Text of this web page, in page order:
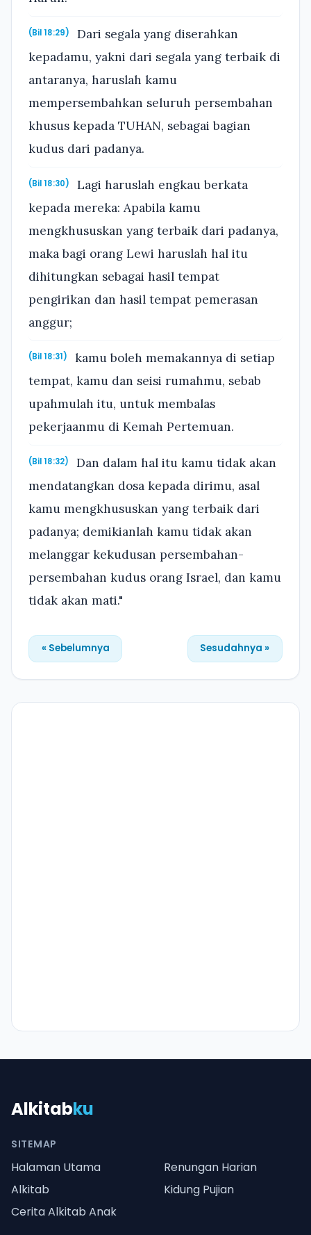
(Bil 18:29)
Dari segala yang diserahkan
kepadamu, yakni dari segala yang terbaik di
antaranya, haruslah kamu
mempersembahkan seluruh persembahan
khusus kepada TUHAN, sebagai bagian
kudus dari padanya.
(Bil 18:30)
Lagi haruslah engkau berkata
kepada mereka: Apabila kamu
mengkhususkan yang terbaik dari padanya,
maka bagi orang Lewi haruslah hal itu
dihitungkan sebagai hasil tempat
pengirikan dan hasil tempat pemerasan
anggur;
(Bil 18:31)
kamu boleh memakannya di setiap
tempat, kamu dan seisi rumahmu, sebab
upahmulah itu, untuk membalas
pekerjaanmu di Kemah Pertemuan.
(Bil 18:32)
Dan dalam hal itu kamu tidak akan
mendatangkan dosa kepada dirimu, asal
kamu mengkhususkan yang terbaik dari
padanya; demikianlah kamu tidak akan
melanggar kekudusan persembahan-
persembahan kudus orang Israel, dan kamu
tidak akan mati."
« Sebelumnya Sesudahnya »
Alkitabku
SITEMAP
Halaman Utama
Renungan Harian
Alkitab
Kidung Pujian
Cerita Alkitab Anak